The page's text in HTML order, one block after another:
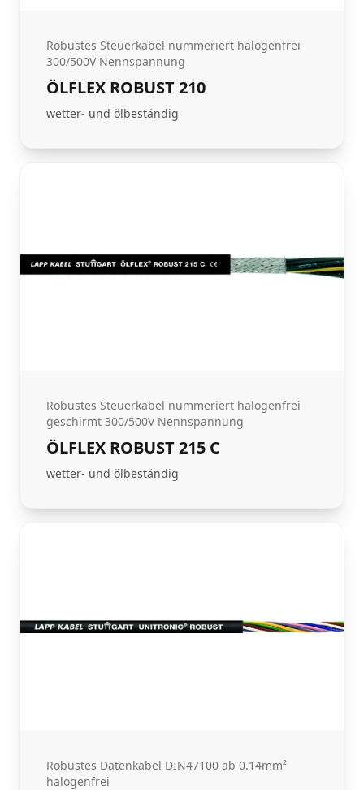
Robustes Steuerkabel nummeriert halogenfrei
300/500V Nennspannung
ÖLFLEX ROBUST 210
wetter- und ölbeständig
Robustes Steuerkabel nummeriert halogenfrei
geschirmt 300/500V Nennspannung
ÖLFLEX ROBUST 215 C
wetter- und ölbeständig
Robustes Datenkabel DIN47100 ab 0.14mm²
halogenfrei